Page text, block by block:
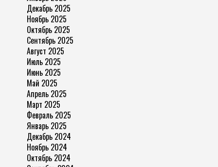
Декабрь 2025
Ноябрь 2025
Октябрь 2025
Сентябрь 2025
Август 2025
Июль 2025
Июнь 2025
Май 2025
Апрель 2025
Март 2025
Февраль 2025
Январь 2025
Декабрь 2024
Ноябрь 2024
Октябрь 2024